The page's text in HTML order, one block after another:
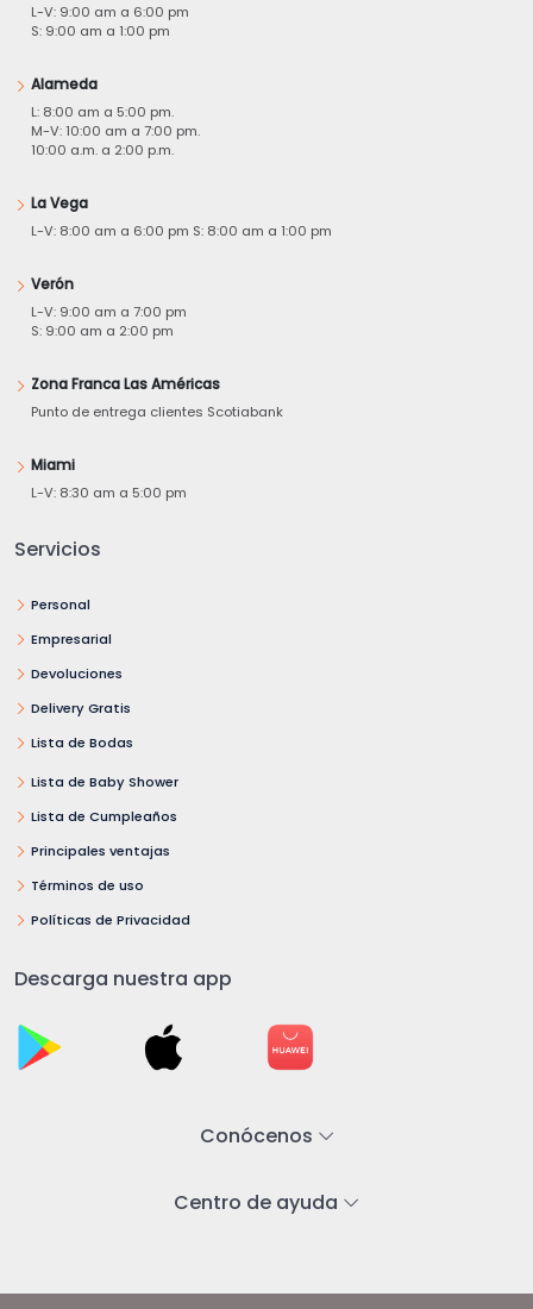
L-V: 9:00 am a 6:00 pm
S: 9:00 am a 1:00 pm
Alameda
L: 8:00 am a 5:00 pm.
M-V: 10:00 am a 7:00 pm.
10:00 a.m. a 2:00 p.m.
La Vega
L-V: 8:00 am a 6:00 pm S: 8:00 am a 1:00 pm
Verón
L-V: 9:00 am a 7:00 pm
S: 9:00 am a 2:00 pm
Zona Franca Las Américas
Punto de entrega clientes Scotiabank
Miami
L-V: 8:30 am a 5:00 pm
Servicios
Personal
Empresarial
Devoluciones
Delivery Gratis
Lista de Bodas
Lista de Baby Shower
Lista de Cumpleaños
Principales ventajas
Términos de uso
Políticas de Privacidad
Descarga nuestra app
Conócenos
Centro de ayuda